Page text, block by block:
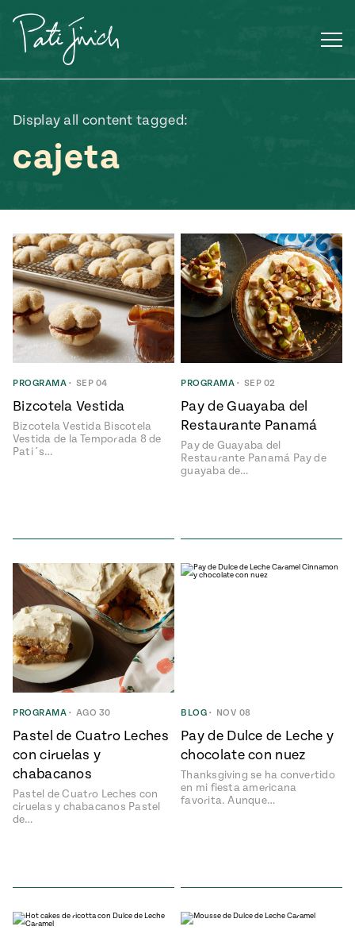
contenido
Postres
Clásicos
Mexicanos
Bienvenidas
las
Cazuelas
Sopas
Calientitas
Judío –
of Real
#MustEat
Pati's
Mexican
Table
ENGLISH•ESPAÑOL
Display all content tagged:
cajeta
PROGRAMA • SEP 04
Bizcotela Vestida
Bizcotela Vestida Biscotela
Vestida de la Temporada 8 de
Pati´s…
PROGRAMA • SEP 02
Pay de Guayaba del
Restaurante Panamá
Pay de Guayaba del
Restaurante Panamá Pay de
guayaba de…
PROGRAMA • AGO 30
Pastel de Cuatro Leches
con ciruelas y
chabacanos
Pastel de Cuatro Leches con
ciruelas y chabacanos Pastel
de…
BLOG • NOV 08
Pay de Dulce de Leche y
chocolate con nuez
Thanksgiving se ha convertido
en mi fiesta americana
favorita. Aunque…